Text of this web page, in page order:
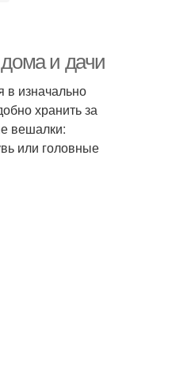
и дачи
в изначально
хранить за
вешалки:
или головные